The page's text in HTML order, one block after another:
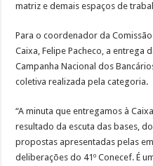
matriz e demais espaços de
Para o coordenador da Comissão
Caixa, Felipe Pacheco, a entrega
Campanha Nacional dos
coletiva realizada pela categoria.
“A minuta que entregamos à
resultado da escuta das bases,
propostas apresentadas pelas
deliberações do 41º Conecef. É